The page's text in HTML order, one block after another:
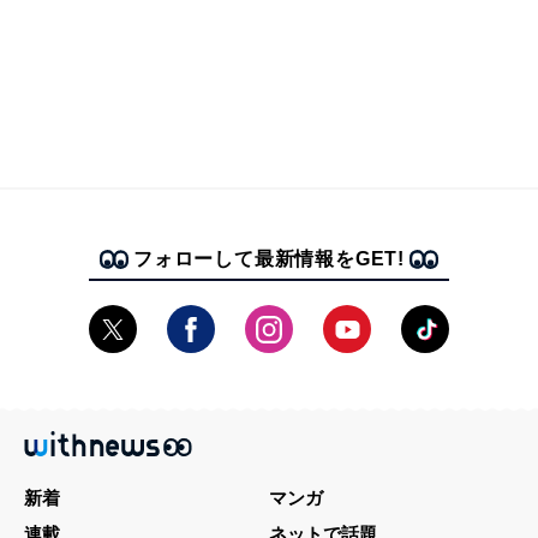
フォローして最新情報をGET!
新着
マンガ